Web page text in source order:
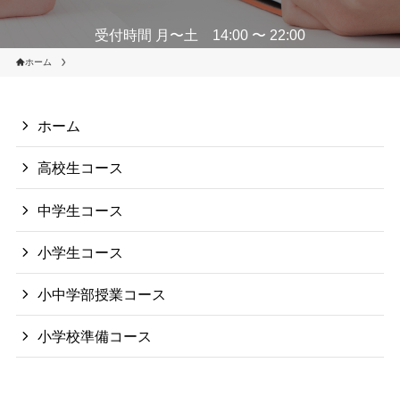
受付時間 月〜土 14:00 〜 22:00
ホーム
ホーム
高校生コース
中学生コース
小学生コース
小中学部授業コース
小学校準備コース